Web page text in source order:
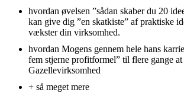
hvordan øvelsen ”sådan skaber du 20
kan give dig ”en skatkiste” af praktiske
vækster din virksomhed.
hvordan Mogens gennem hele hans
fem stjerne profitformel” til flere gange
Gazellevirksomhed
+ så meget mere